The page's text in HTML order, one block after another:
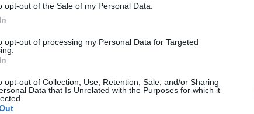
opt-out of the Sale of my Personal Data.
opt-out of processing my Personal Data for Targeted
opt-out of Collection, Use, Retention, Sale, and/or Sharing
Data that Is Unrelated with the Purposes for which it